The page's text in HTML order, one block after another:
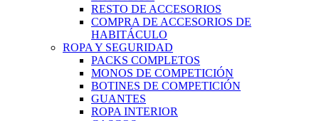
RESTO DE ACCESORIOS
COMPRA DE ACCESORIOS DE
HABITÁCULO
ROPA Y SEGURIDAD
PACKS COMPLETOS
MONOS DE COMPETICIÓN
BOTINES DE COMPETICIÓN
GUANTES
ROPA INTERIOR